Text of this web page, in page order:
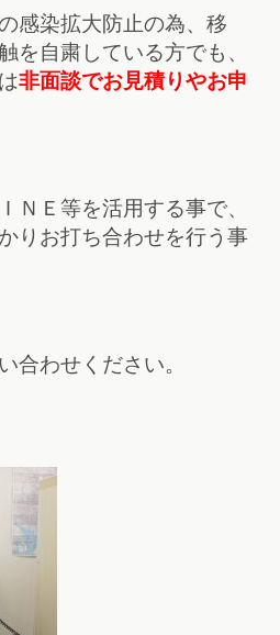
感染拡大防止の為、移
を自粛している方でも、
非面談でお見積りやお申
ＮＥ等を活用する事で、
りお打ち合わせを行う事
合わせください。